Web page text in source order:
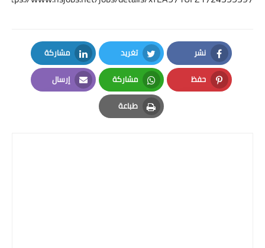
نشر
Facebook
تغريد
Twitter
مشاركة
LinkedIn
حفظ
Pinterest
مشاركة
Whatsapp
إرسال
Email
طباعة
Print